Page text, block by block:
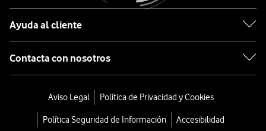
desde
0€
Móviles
de
un
Vodafone.
Ayuda al cliente
Contacta con nosotros
Aviso Legal Política de Privacidad y Cookies
Política Seguridad de Información Accesibilidad